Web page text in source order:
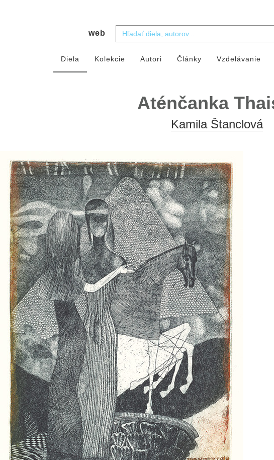
web
Diela Kolekcie Autori Články Vzdelávanie
Aténčanka
Kamila Štanclová